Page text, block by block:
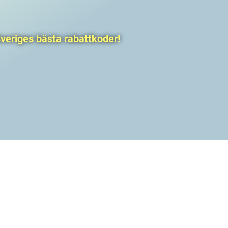
bästa rabattkoder!